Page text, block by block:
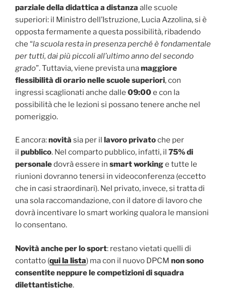
parziale della didattica a distanza alle scuole
superiori: il Ministro dell’Istruzione, Lucia Azzolina, si è
opposta fermamente a questa possibilità, ribadendo
che “la scuola resta in presenza perché è fondamentale
per tutti, dai più piccoli all’ultimo anno del secondo
grado”. Tuttavia, viene prevista unamaggiore
flessibilità di orario nelle scuole superiori, con
ingressi scaglionati anche dalle 09:00e con la
possibilità che le lezioni si possano tenere anche nel
pomeriggio.
E ancora:novità sia per il lavoro privatoche per
il pubblico. Nel comparto pubblico, infatti, il 75% di
personaledovrà essere in smart workinge tutte le
riunioni dovranno tenersi in videoconferenza (eccetto
che in casi straordinari). Nel privato, invece, si tratta di
una sola raccomandazione, con il datore di lavoro che
dovrà incentivare lo smart working qualora le mansioni
lo consentano.
Novità anche per lo sport: restano vietati quelli di
contatto (qui la lista) ma con il nuovo DPCM non sono
consentite neppure le competizioni di squadra
dilettantistiche.